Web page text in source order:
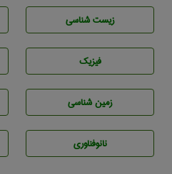
زيست شناسی
فیزیک
زمين شناسی
نانوفناوری